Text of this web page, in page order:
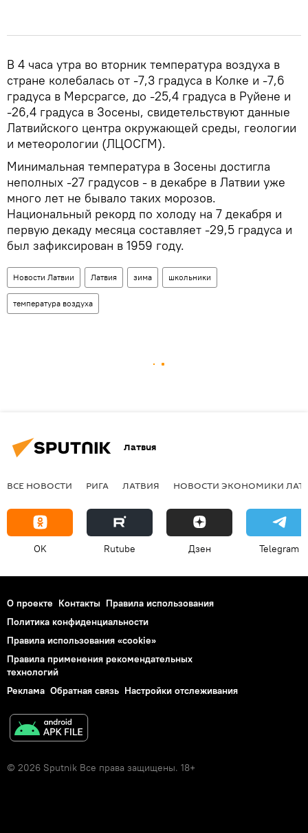
В 4 часа утра во вторник температура воздуха в
стране колебалась от -7,3 градуса в Колке и -7,6
градуса в Мерсрагсе, до -25,4 градуса в Руйене и
-26,4 градуса в Зосены, свидетельствуют данные
Латвийского центра окружающей среды, геологии
и метеорологии (ЛЦОСГМ).
Минимальная температура в Зосены достигла
неполных -27 градусов - в декабре в Латвии уже
много лет не бывало таких морозов.
Национальный рекорд по холоду на 7 декабря и
первую декаду месяца составляет -29,5 градуса и
был зафиксирован в 1959 году.
Новости Латвии Латвия зима школьники
температура воздуха
Латвия
ВСЕ НОВОСТИ РИГА ЛАТВИЯ НОВОСТИ ЭКОНОМИКИ
OK Rutube Дзен Telegram
О проекте Контакты Правила использования
Политика конфиденциальности
Правила использования «cookie»
Правила применения рекомендательных
технологий
Реклама Обратная связь Настройки отслеживания
© 2026 Sputnik Все права защищены. 18+